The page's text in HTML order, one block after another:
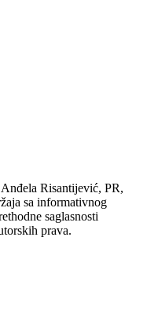
Risantijević, PR,
sa informativnog
saglasnosti
prava.